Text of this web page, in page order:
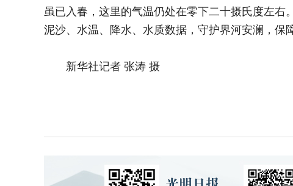
虽已入春，这里的气温仍处在零下二十摄氏度左
泥沙、水温、降水、水质数据，守护界河安澜，保
新华社记者 张涛 摄